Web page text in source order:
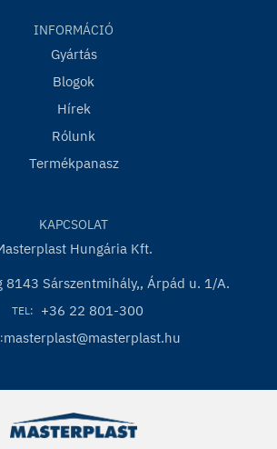
INFORMÁCIÓ
Gyártás
Blogok
Hírek
Rólunk
Termékpanasz
KAPCSOLAT
Hungária Kft.
8143 Sárszentmihály,, Árpád u. 1/A.
TEL: +36 22 801-300
masterplast@masterplast.hu